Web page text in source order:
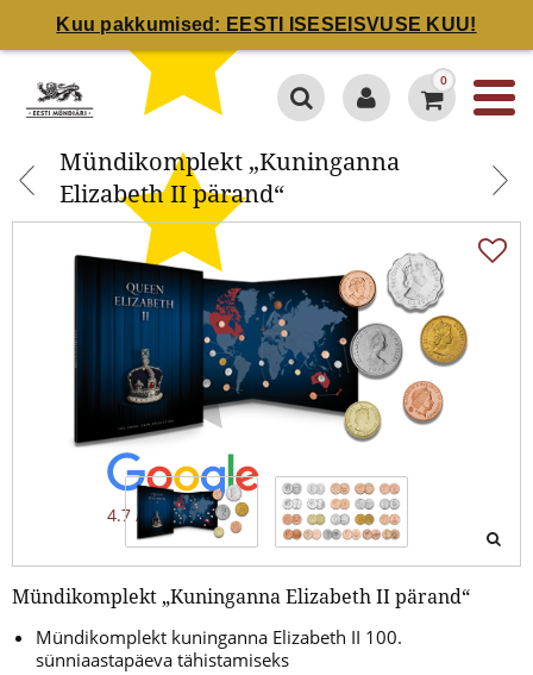
Kuu pakkumised: EESTI ISESEISVUSE KUU!
4.7 / 5
0
Mündikomplekt „Kuninganna
Elizabeth II pärand“
Mündikomplekt „Kuninganna Elizabeth II pärand“
Mündikomplekt kuninganna Elizabeth II 100.
sünniaastapäeva tähistamiseks
Mündikomplekt „Kuninganna
Elizabeth II pärand“